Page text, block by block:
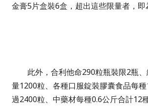
金膏5片盒裝6盒，超出這些限量者，即
此外，合利他命290粒瓶裝限2瓶、
量1200粒、各種口服錠裝膠囊食品每
過2400粒、中藥材每種0.6公斤合計12